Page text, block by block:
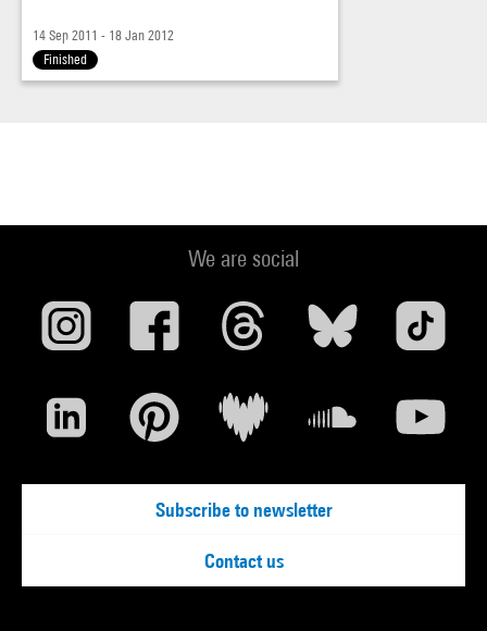
14 Sep 2011 - 18 Jan 2012
Finished
We are social
Subscribe to newsletter
Contact us